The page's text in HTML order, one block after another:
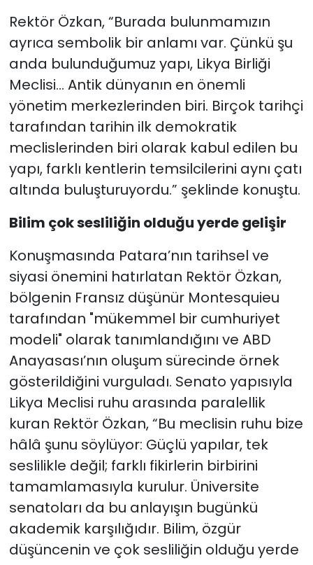
Rektör Özkan, “Burada bulunmamızın
ayrıca sembolik bir anlamı var. Çünkü şu
anda bulunduğumuz yapı, Likya Birliği
Meclisi… Antik dünyanın en önemli
yönetim merkezlerinden biri. Birçok tarihçi
tarafından tarihin ilk demokratik
meclislerinden biri olarak kabul edilen bu
yapı, farklı kentlerin temsilcilerini aynı çatı
altında buluşturuyordu.” şeklinde konuştu.
Bilim çok sesliliğin olduğu yerde gelişir
Konuşmasında Patara’nın tarihsel ve
siyasi önemini hatırlatan Rektör Özkan,
bölgenin Fransız düşünür Montesquieu
tarafından "mükemmel bir cumhuriyet
modeli" olarak tanımlandığını ve ABD
Anayasası’nın oluşum sürecinde örnek
gösterildiğini vurguladı. Senato yapısıyla
Likya Meclisi ruhu arasında paralellik
kuran Rektör Özkan, “Bu meclisin ruhu bize
hâlâ şunu söylüyor: Güçlü yapılar, tek
seslilikle değil; farklı fikirlerin birbirini
tamamlamasıyla kurulur. Üniversite
senatoları da bu anlayışın bugünkü
akademik karşılığıdır. Bilim, özgür
düşüncenin ve çok sesliliğin olduğu yerde